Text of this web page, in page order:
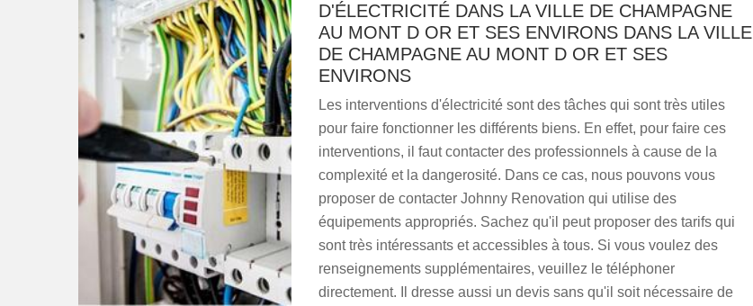
D'ÉLECTRICITÉ DANS LA VILLE DE CHAMPAGNE
AU MONT D OR ET SES ENVIRONS DANS LA VILLE
DE CHAMPAGNE AU MONT D OR ET SES
ENVIRONS
Les interventions d'électricité sont des tâches qui sont très utiles
pour faire fonctionner les différents biens. En effet, pour faire ces
interventions, il faut contacter des professionnels à cause de la
complexité et la dangerosité. Dans ce cas, nous pouvons vous
proposer de contacter Johnny Renovation qui utilise des
équipements appropriés. Sachez qu'il peut proposer des tarifs qui
sont très intéressants et accessibles à tous. Si vous voulez des
renseignements supplémentaires, veuillez le téléphoner
directement. Il dresse aussi un devis sans qu'il soit nécessaire de